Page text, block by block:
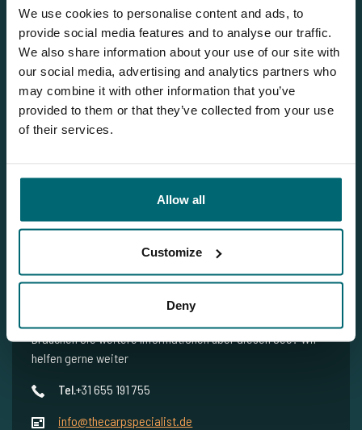
We use cookies to personalise content and ads, to
provide social media features and to analyse our traffic.
We also share information about your use of our site with
our social media, advertising and analytics partners who
may combine it with other information that you’ve
provided to them or that they’ve collected from your use
of their services.
Allow all
Customize
Deny
1
Jeroen
Sie möchten weitere Informationen?
Brauchen Sie weitere Informationen über diesen See? Wir
helfen gerne weiter
Tel.+31 655 191 755
info@thecarpspecialist.de